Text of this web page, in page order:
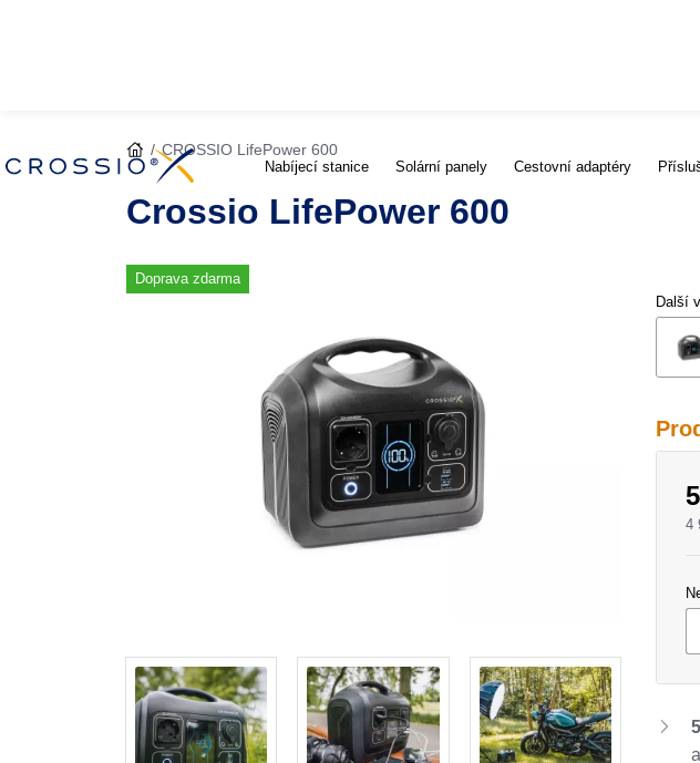
Nabíjecí stanice Solární panely Cestovní adaptéry
CROSSIO LifePower 600
Crossio LifePower 600
Doprava zdarma
Další
4